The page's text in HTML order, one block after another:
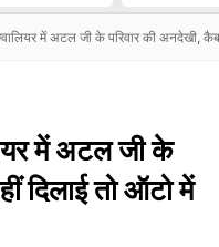
में अटल जी के परिवार की अनदेखी,
में अटल जी के
दिलाई तो ऑटो में